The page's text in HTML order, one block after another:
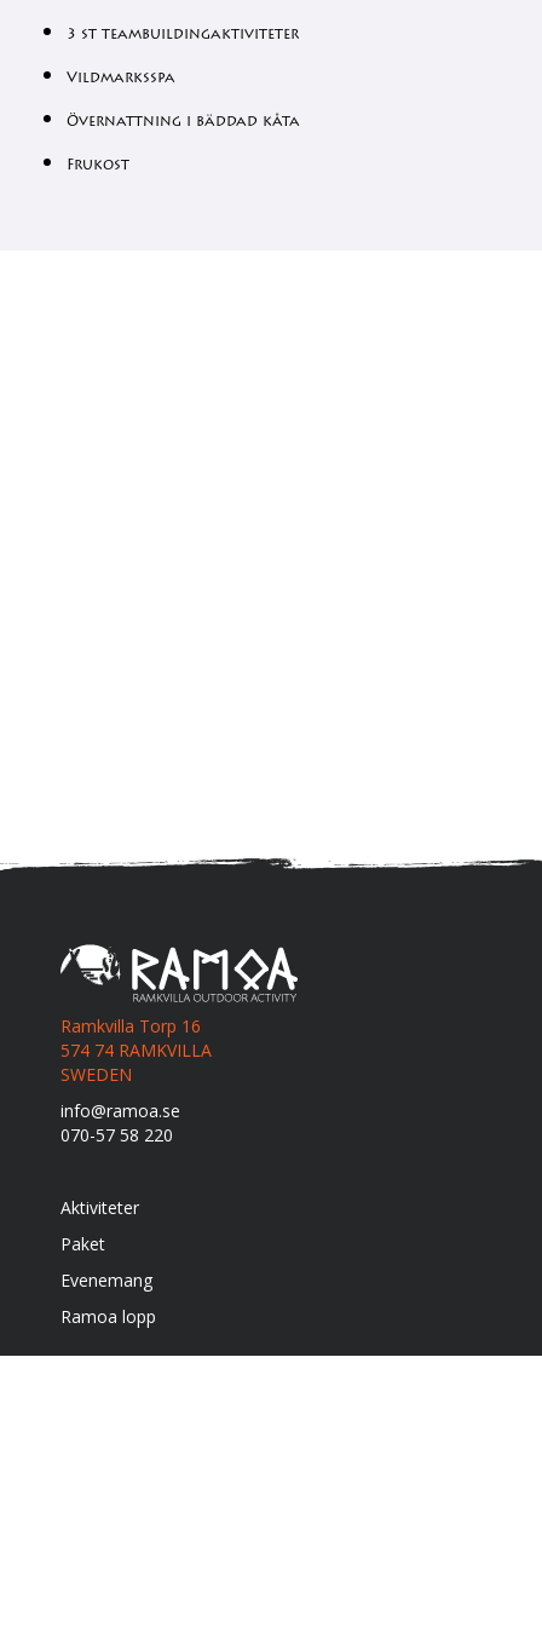
3 st teambuildingaktiviteter
Vildmarksspa
Övernattning i bäddad kåta
Frukost
Ramkvilla Torp 16
574 74 RAMKVILLA
SWEDEN
info@ramoa.se
070-57 58 220
Aktiviteter
Paket
Evenemang
Ramoa lopp